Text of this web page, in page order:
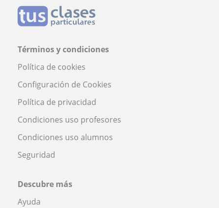
Términos y condiciones
Política de cookies
Configuración de Cookies
Política de privacidad
Condiciones uso profesores
Condiciones uso alumnos
Seguridad
Descubre más
Ayuda